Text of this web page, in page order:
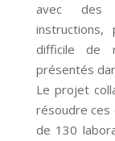
avec des
instructions,
difficile de
présentés
Le projet
résoudre ces
de 130